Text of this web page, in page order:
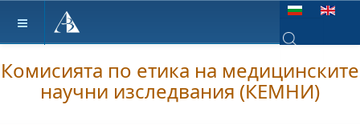
Изберете език
Type 2 or more
Комисията по етика на медицинските
научни изследвания (КЕМНИ)